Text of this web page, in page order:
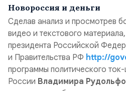
Новороссия и деньги
Сделав анализ и просмотрев
видео и текстового
президента Российской
и Правительства РФ http://
программы политического
России Владимира